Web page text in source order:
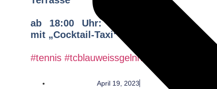
ab 18:00 Uhr: Abendprogramm
mit „Cocktail-Taxi“
#tennis #tcblauweissgelnhausen
April 19, 2023